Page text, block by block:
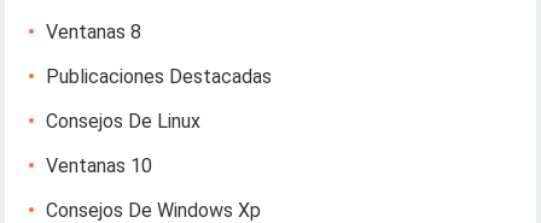
Ventanas 8
Publicaciones Destacadas
Consejos De Linux
Ventanas 10
Consejos De Windows Xp